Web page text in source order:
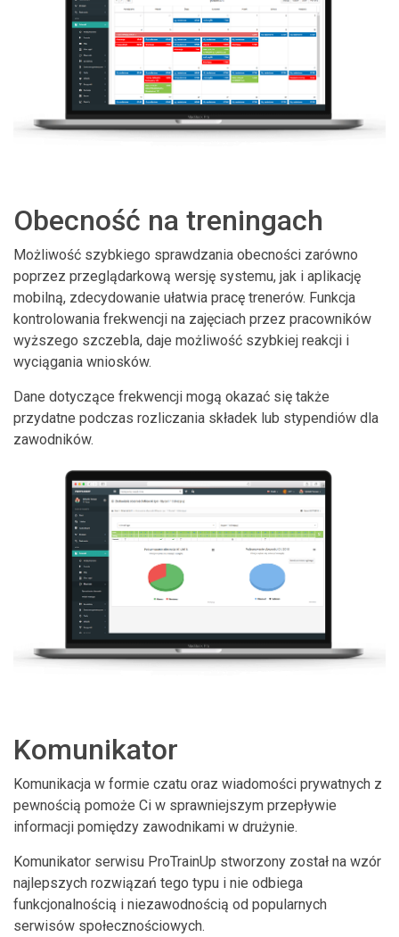
Obecność na treningach
Możliwość szybkiego sprawdzania obecności zarówno
poprzez przeglądarkową wersję systemu, jak i aplikację
mobilną, zdecydowanie ułatwia pracę trenerów. Funkcja
kontrolowania frekwencji na zajęciach przez pracowników
wyższego szczebla, daje możliwość szybkiej reakcji i
wyciągania wniosków.
Dane dotyczące frekwencji mogą okazać się także
przydatne podczas rozliczania składek lub stypendiów dla
zawodników.
Komunikator
Komunikacja w formie czatu oraz wiadomości prywatnych z
pewnością pomoże Ci w sprawniejszym przepływie
informacji pomiędzy zawodnikami w drużynie.
Komunikator serwisu ProTrainUp stworzony został na wzór
najlepszych rozwiązań tego typu i nie odbiega
funkcjonalnością i niezawodnością od popularnych
serwisów społecznościowych.